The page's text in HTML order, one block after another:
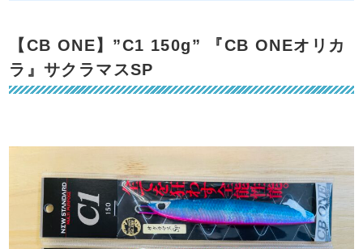
【CB ONE】”C1 150g” 『CB ONEオリカ
ラ』サクラマスSP